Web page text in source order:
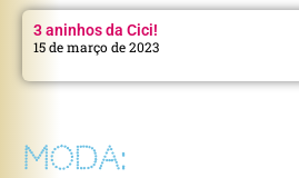
3 aninhos da Cici!
15 de março de 2023
MODA: